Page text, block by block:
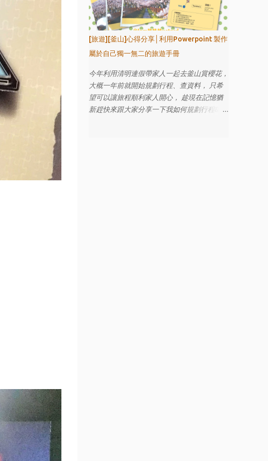
[旅遊][釜山]心得分享│利用Powerpoint 製作
屬於自己獨一無二的旅遊手冊
今年利用清明連假帶家人一起去釜山賞櫻花，
大概一年前就開始規劃行程、查資料， 只希
望可以讓旅程順利家人開心， 趁現在記憶猶
新趕快來跟大家分享一下我如何規劃行程&製